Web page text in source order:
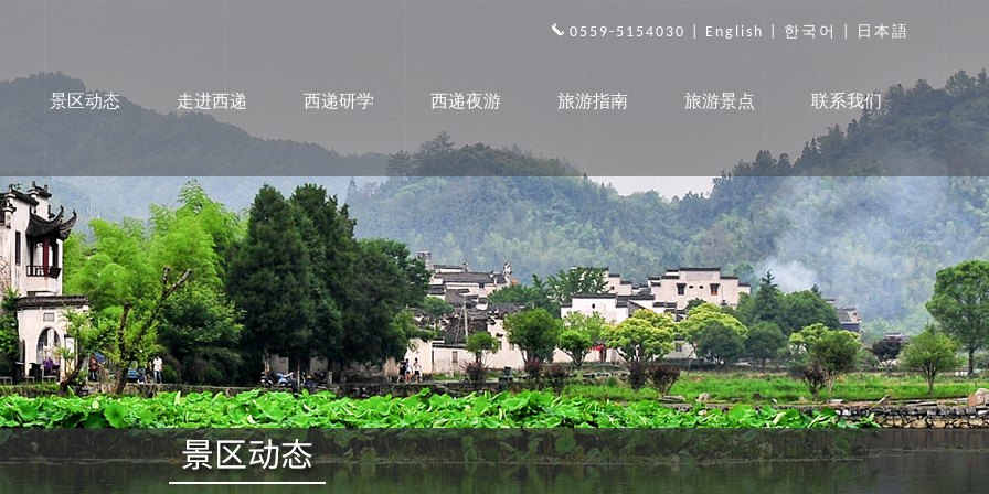
0559-5154030 | English 한국어 日本語
景区动态 走进西递 西递研学 西递夜游 旅游指南 旅游景点 联系我们